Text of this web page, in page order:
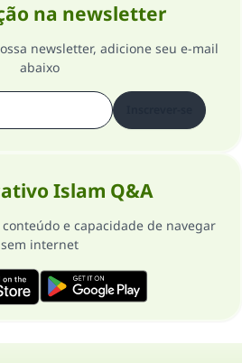
na newsletter
newsletter, adicione seu e-mail
abaixo
Islam Q&A
e capacidade de navegar
sem internet